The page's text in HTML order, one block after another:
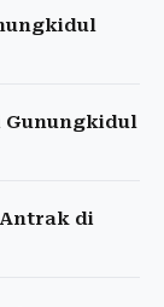
Gunungkidul
di